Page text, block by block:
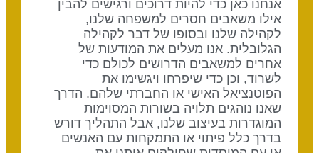
אנחנו כאן כדי להיות דרוכים ורגישים להבין
אילו משאבים חסרים למשפחה שלנו,
לקהילה שלנו ובסופו של דבר לקהילה
הגלובלית. אנו מעלים את המודעות של
אחרים למשאבים הדרושים לכולם כדי
לשרוד, וכן כדי שיפרחו ויגשימו את
הפוטנציאל האישי או החברתי שלהם. הדרך
שאנו נוהגים תלויה בשורות המסוימות
המוגדרות בעיצוב שלנו, אבל התהליך דורש
בדרך כלל פיתוי או התמקחות עם האנשים